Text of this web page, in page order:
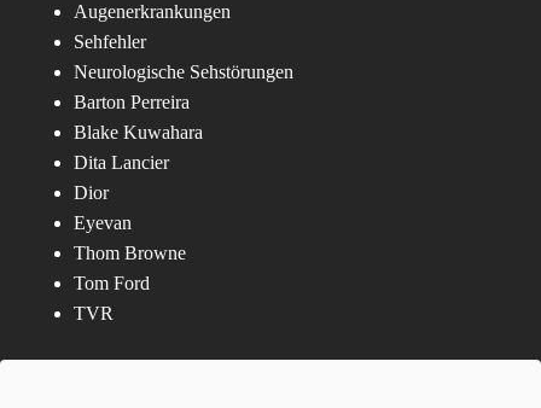
Augenerkrankungen
Sehfehler
Neurologische Sehstörungen
Barton Perreira
Blake Kuwahara
Dita Lancier
Dior
Eyevan
Thom Browne
Tom Ford
TVR